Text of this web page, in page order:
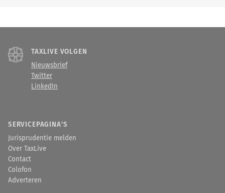
TAXLIVE VOLGEN
Nieuwsbrief
Twitter
LinkedIn
SERVICEPAGINA'S
Jurisprudentie melden
Over TaxLive
Contact
Colofon
Adverteren